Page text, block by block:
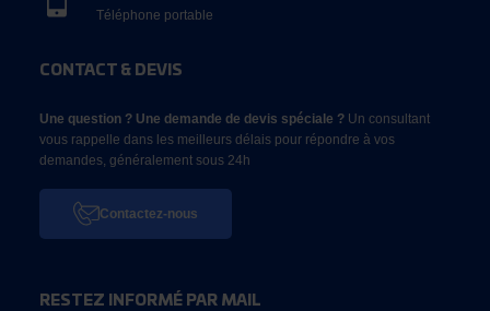
Téléphone portable
CONTACT & DEVIS
Une question ? Une demande de devis spéciale ? Un consultant
vous rappelle dans les meilleurs délais pour répondre à vos
demandes, généralement sous 24h
Contactez-nous
RESTEZ INFORMÉ PAR MAIL